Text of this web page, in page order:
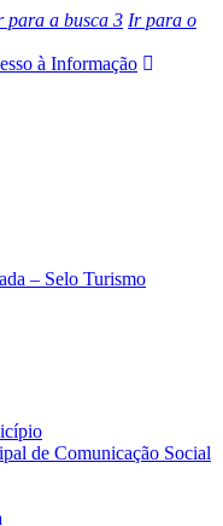
para a busca 3 Ir para o
à Informação
– Selo Turismo
de Comunicação Social